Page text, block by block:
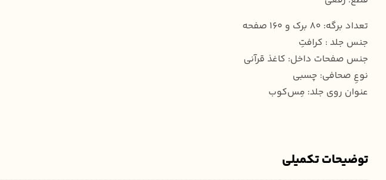
تعداد برگه: 80 برک و 160 صفحه
جنس جلد : کرافتِ
جنس صفحات داخل: کاغذ قرآنی
نوعِ صحافی: چسبی
عنوان روی جلد: مِس‌کوب
توضیحات تکمیلی